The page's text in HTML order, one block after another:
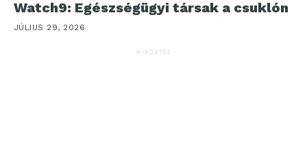
Watch9: Egészségügyi társak a csuklón
JÚLIUS 29, 2026
HIRDETÉS